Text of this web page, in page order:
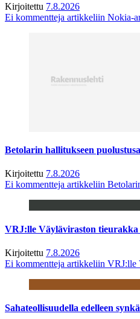
Kirjoitettu 7.8.2026
Ei kommentteja artikkeliin Nokia-
Betolarin hallitukseen
Kirjoitettu 7.8.2026
Ei kommentteja artikkeliin
VRJ:lle Väyläviraston
Kirjoitettu 7.8.2026
Ei kommentteja artikkeliin VRJ:lle
Sahateollisuudella edelleen